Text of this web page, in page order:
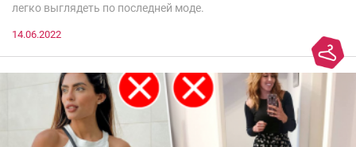
легко выглядеть по последней моде.
14.06.2022